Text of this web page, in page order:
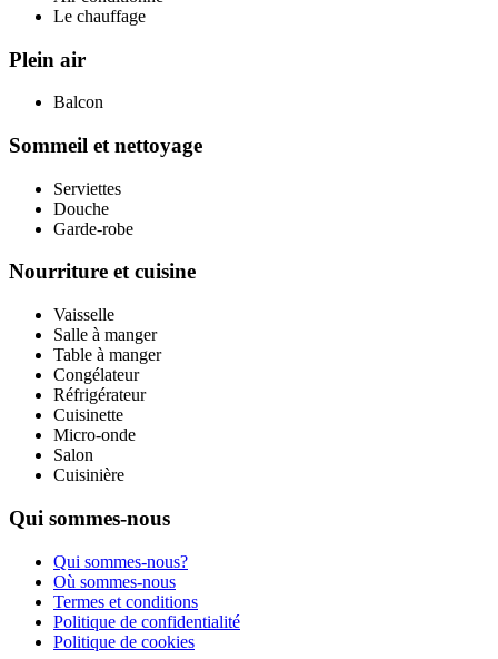
Le chauffage
Plein air
Balcon
Sommeil et nettoyage
Serviettes
Douche
Garde-robe
Nourriture et cuisine
Vaisselle
Salle à manger
Table à manger
Congélateur
Réfrigérateur
Cuisinette
Micro-onde
Salon
Cuisinière
Qui sommes-nous
Qui sommes-nous?
Où sommes-nous
Termes et conditions
Politique de confidentialité
Politique de cookies